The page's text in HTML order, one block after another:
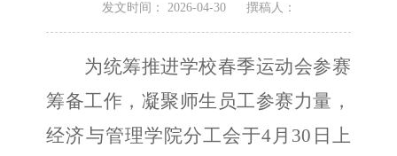
发文时间： 2026-04-30 撰稿人：
为统筹推进学校春季运动会参赛
筹备工作，凝聚师生员工参赛力量，
经济与管理学院分工会于4月30日上